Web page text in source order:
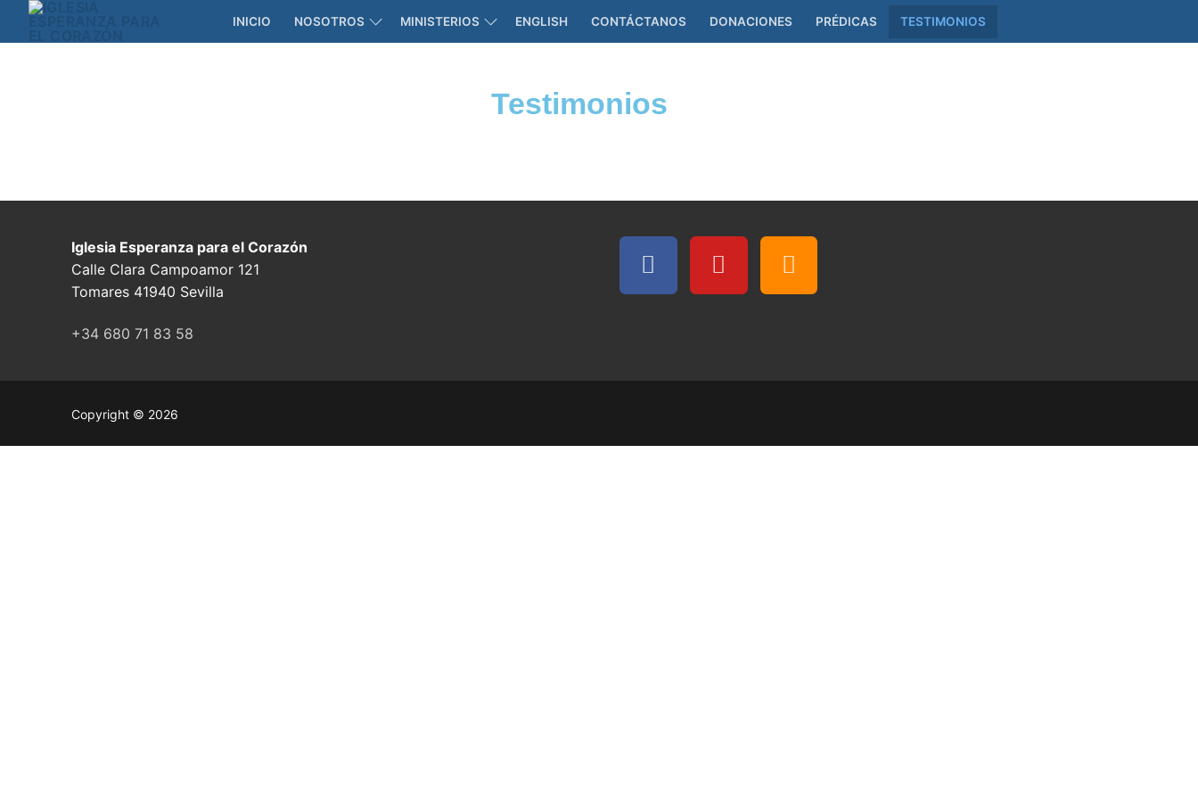
INICIO NOSOTROS MINISTERIOS ENGLISH CONTÁCTANOS DONACIONES PRÉDICAS TESTIMONIOS
Testimonios
Iglesia Esperanza para el Corazón
Calle Clara Campoamor 121
Tomares 41940 Sevilla
+34 680 71 83 58
Copyright © 2026